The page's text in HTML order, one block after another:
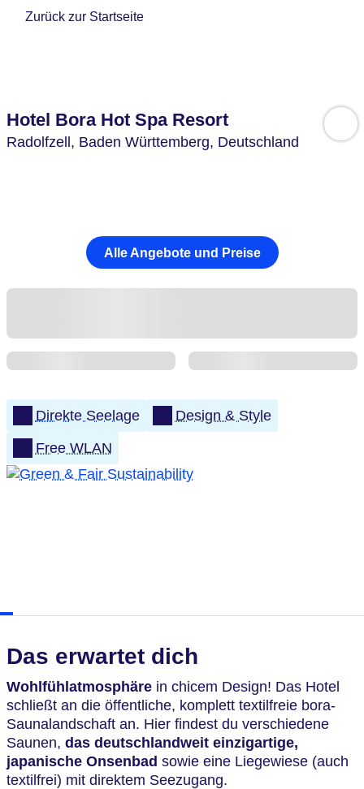
Zurück zur Startseite
Hotel Bora Hot Spa Resort
Radolfzell, Baden Württemberg, Deutschland
Alle Angebote und Preise
Direkte Seelage
Design & Style
Free WLAN
Das erwartet dich
Wohlfühlatmosphäre in chicem Design! Das Hotel
schließt an die öffentliche, komplett textilfreie bora-
Saunalandschaft an. Hier findest du verschiedene
Saunen, das deutschlandweit einzigartige,
japanische Onsenbad sowie eine Liegewiese (auch
textilfrei) mit direktem Seezugang.